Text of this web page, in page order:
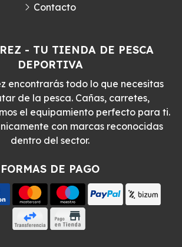
- TU TIENDA DE PESCA
DEPORTIVA
encontrarás todo lo que necesitas
de la pesca. Cañas, carretes,
el equipamiento perfecto para ti.
con marcas reconocidas
dentro del sector.
FORMAS DE PAGO
Contacto